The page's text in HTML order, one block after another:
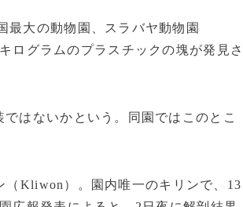
最大の動物園、スラバヤ動物園
ログラムのプラスチックの塊が発見さ
はないかという。同園ではこのとこ
Kliwon）。園内唯一のキリンで、13